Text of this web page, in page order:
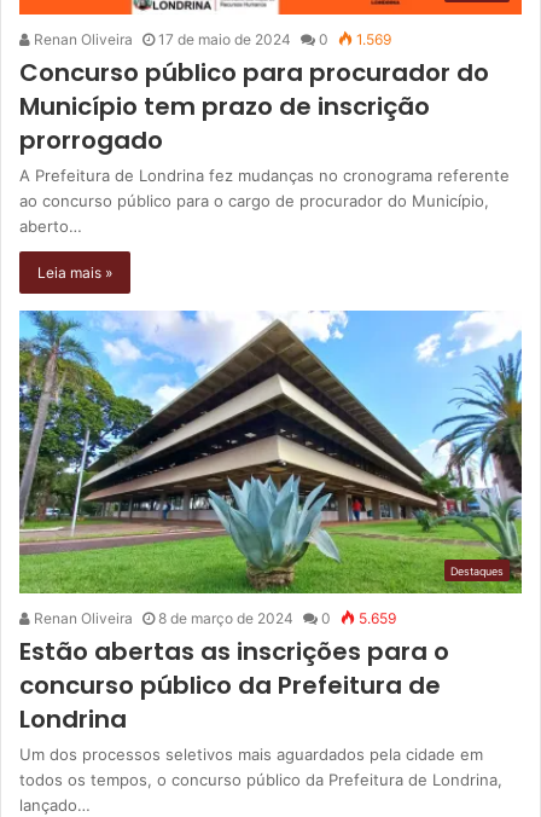
Renan Oliveira 17 de maio de 2024 0 1.569
Concurso público para procurador do
Município tem prazo de inscrição
prorrogado
A Prefeitura de Londrina fez mudanças no cronograma referente
ao concurso público para o cargo de procurador do Município,
aberto…
Leia mais »
Destaques
Renan Oliveira 8 de março de 2024 0 5.659
Estão abertas as inscrições para o
concurso público da Prefeitura de
Londrina
Um dos processos seletivos mais aguardados pela cidade em
todos os tempos, o concurso público da Prefeitura de Londrina,
lançado…